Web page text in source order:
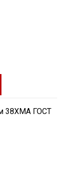
38ХМА ГОСТ